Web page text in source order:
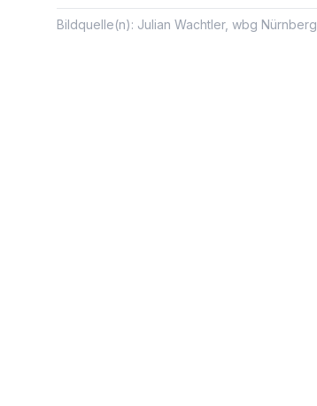
Bildquelle(n): Julian Wachtler, wbg Nürnberg